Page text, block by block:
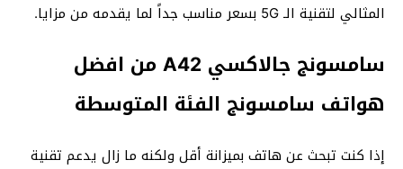
المثالي لتقنية الـ 5G بسعر مناسب جداً لما يقدمه من مزايا.
سامسونج جالاكسي A42 من افضل
هواتف سامسونج الفئة المتوسطة
إذا كنت تبحث عن هاتف بميزانة أقل ولكنه ما زال يدعم تقنية